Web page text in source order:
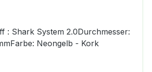
: Shark System 2.0Durchmesser:
Neongelb - Kork